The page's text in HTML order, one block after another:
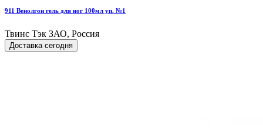
911 Венолгон гель для ног 100мл уп. №1
Твинс Тэк ЗАО, Россия
Доставка сегодня